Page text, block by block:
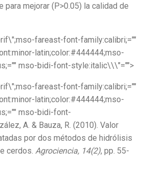
para mejorar (P>0.05) la calidad de
fareast-font-family:calibri;=""
latin;color:#444444;mso-
mso-bidi-font-style:italic\\\"="">
fareast-font-family:calibri;=""
latin;color:#444444;mso-
mso-bidi-font-
A. & Bauza, R. (2010). Valor
por dos métodos de hidrólisis
cerdos. Agrociencia, 14(2), pp. 55-